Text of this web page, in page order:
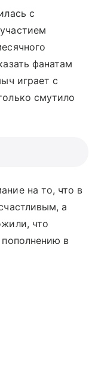
с
фанатам
играет с
смутило
на то, что в
а
что
в